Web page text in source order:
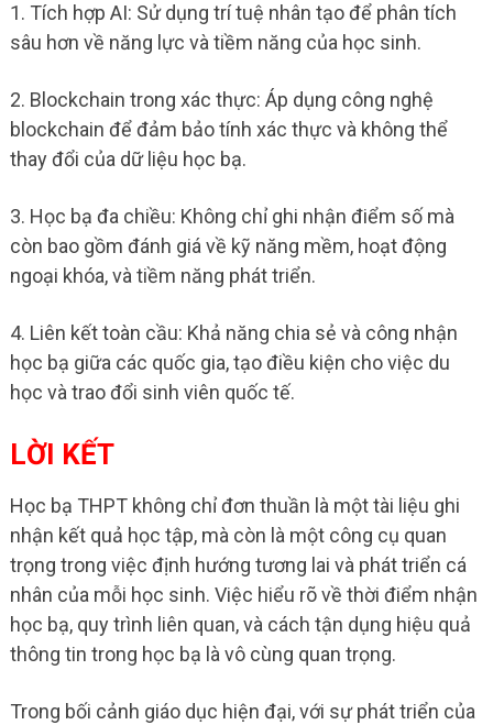
1. Tích hợp AI: Sử dụng trí tuệ nhân tạo để phân tích
sâu hơn về năng lực và tiềm năng của học sinh.
2. Blockchain trong xác thực: Áp dụng công nghệ
blockchain để đảm bảo tính xác thực và không thể
thay đổi của dữ liệu học bạ.
3. Học bạ đa chiều: Không chỉ ghi nhận điểm số mà
còn bao gồm đánh giá về kỹ năng mềm, hoạt động
ngoại khóa, và tiềm năng phát triển.
4. Liên kết toàn cầu: Khả năng chia sẻ và công nhận
học bạ giữa các quốc gia, tạo điều kiện cho việc du
học và trao đổi sinh viên quốc tế.
LỜI KẾT
Học bạ THPT không chỉ đơn thuần là một tài liệu ghi
nhận kết quả học tập, mà còn là một công cụ quan
trọng trong việc định hướng tương lai và phát triển cá
nhân của mỗi học sinh. Việc hiểu rõ về thời điểm nhận
học bạ, quy trình liên quan, và cách tận dụng hiệu quả
thông tin trong học bạ là vô cùng quan trọng.
Trong bối cảnh giáo dục hiện đại, với sự phát triển của